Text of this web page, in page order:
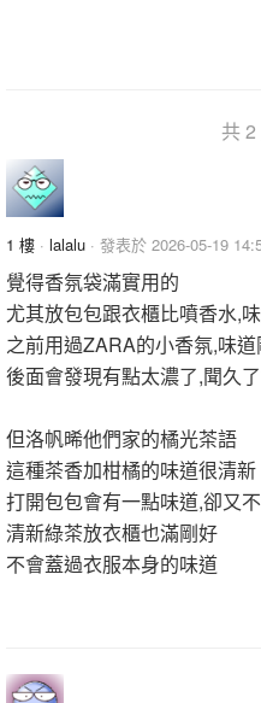
共
1 樓 · lalalu · 發表於 2026-05-19
覺得香氛袋滿實用的
尤其放包包跟衣櫃比噴香水,
之前用過ZARA的小香氛,味
後面會發現有點太濃了,聞久
但洛帆晞他們家的橘光茶語
這種茶香加柑橘的味道很清新
打開包包會有一點味道,卻又
清新綠茶放衣櫃也滿剛好
不會蓋過衣服本身的味道